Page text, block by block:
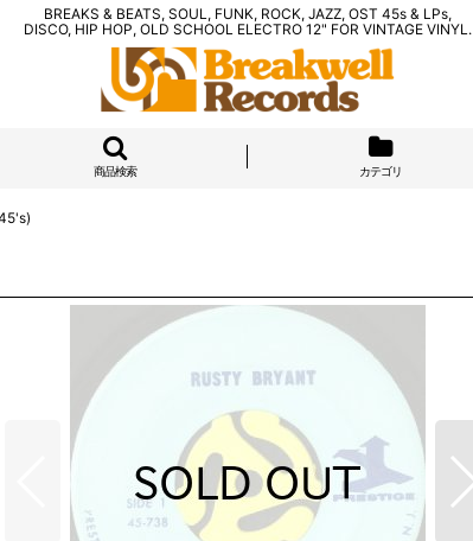
BREAKS & BEATS, SOUL, FUNK, ROCK, JAZZ, OST 45s & LPs,
DISCO, HIP HOP, OLD SCHOOL ELECTRO 12" FOR VINTAGE VINYL.
商品検索 カテゴリ